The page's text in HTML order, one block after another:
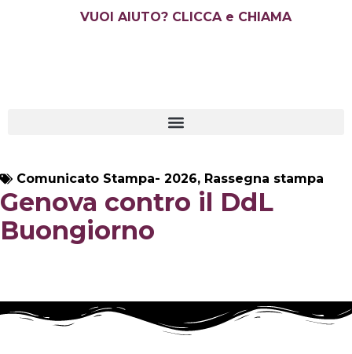
VUOI AIUTO? CLICCA e CHIAMA
Comunicato Stampa- 2026, Rassegna stampa
Genova contro il DdL
Buongiorno